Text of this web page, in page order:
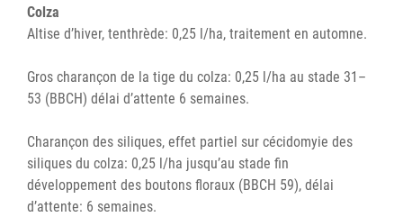
Colza
Altise d’hiver, tenthrède: 0,25 l/ha, traitement en automne.
Gros charançon de la tige du colza: 0,25 l/ha au stade 31–
53 (BBCH) délai d’attente 6 semaines.
Charançon des siliques, effet partiel sur cécidomyie des
siliques du colza: 0,25 l/ha jusqu’au stade fin
développement des boutons floraux (BBCH 59), délai
d’attente: 6 semaines.